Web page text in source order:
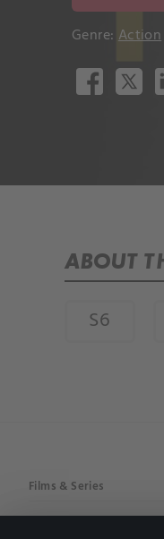
Genre: Action
ABOUT
S6
Films & Series